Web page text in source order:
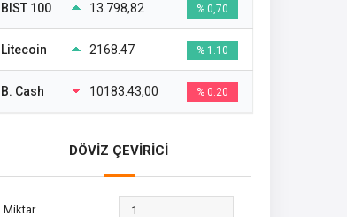
BIST 100 13.798,82 % 0,70
Litecoin 2168.47 % 1.10
B. Cash 10183.43,00 % 0.20
DÖVİZ ÇEVİRİCİ
Miktar